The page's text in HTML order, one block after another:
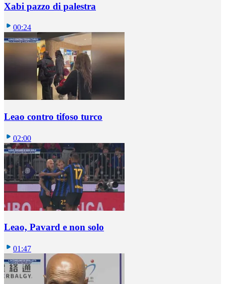
Xabi pazzo di palestra
00:24
Leao contro tifoso turco
02:00
Leao, Pavard e non solo
01:47